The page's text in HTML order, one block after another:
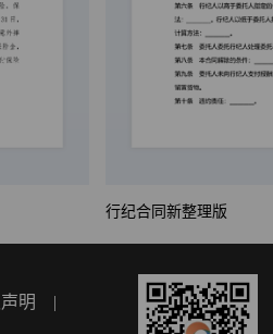
行纪合同新整理版
明 |